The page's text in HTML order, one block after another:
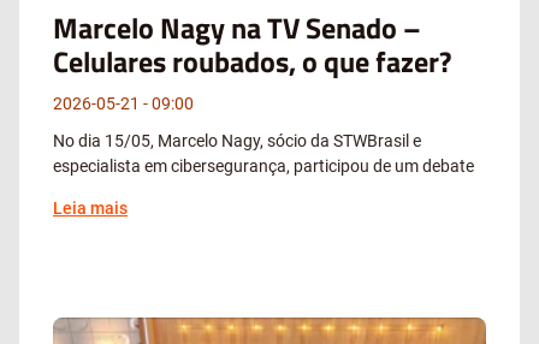
Marcelo Nagy na TV Senado –
Celulares roubados, o que fazer?
2026-05-21
09:00
No dia 15/05, Marcelo Nagy, sócio da STWBrasil e
especialista em cibersegurança, participou de um debate
Leia mais